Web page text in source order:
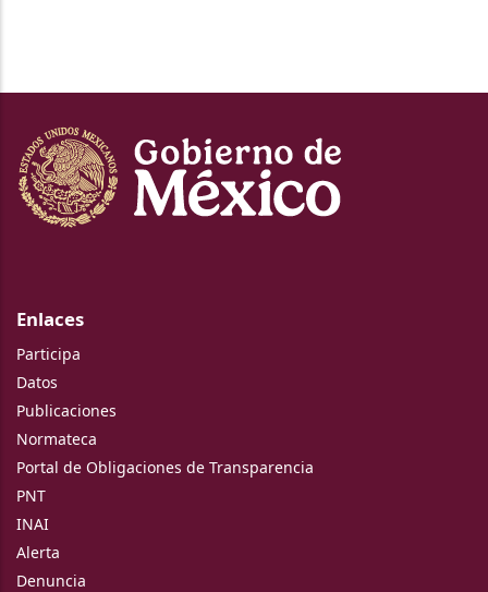
Enlaces
Participa
Datos
Publicaciones
Normateca
Portal de Obligaciones de Transparencia
PNT
INAI
Alerta
Denuncia